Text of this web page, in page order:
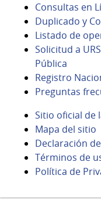
Consultas en
Duplicado y
Listado de
Solicitud a
Pública
Registro
Preguntas
Sitio oficial de
Mapa del sitio
Declaración
Términos de
Política de